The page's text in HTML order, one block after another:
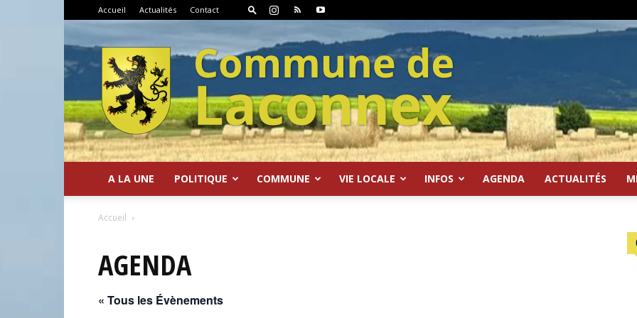
Accueil Actualités Contact
A LA UNE POLITIQUE COMMUNE VIE LOCALE INFOS AGENDA ACTUALITÉS
Accueil
AGENDA
« Tous les Évènements